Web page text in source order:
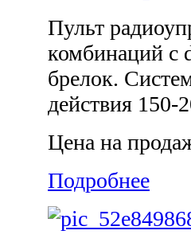
Пульт
комбинаций с
брелок.
действия 150-
Цена на
Подробнее